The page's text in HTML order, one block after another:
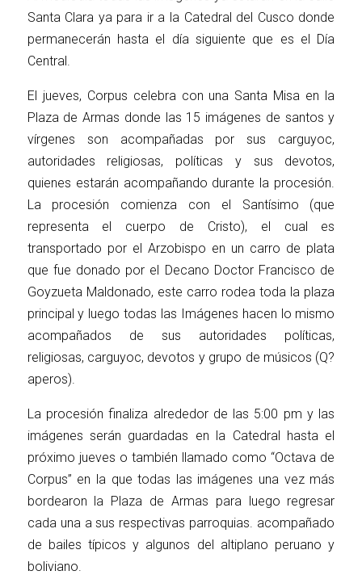
Santa Clara ya para ir a la Catedral del Cusco donde
permanecerán hasta el día siguiente que es el Día
Central.
El jueves, Corpus celebra con una Santa Misa en la
Plaza de Armas donde las 15 imágenes de santos y
vírgenes son acompañadas por sus carguyoc,
autoridades religiosas, políticas y sus devotos,
quienes estarán acompañando durante la procesión.
La procesión comienza con el Santísimo (que
representa el cuerpo de Cristo), el cual es
transportado por el Arzobispo en un carro de plata
que fue donado por el Decano Doctor Francisco de
Goyzueta Maldonado, este carro rodea toda la plaza
principal y luego todas las Imágenes hacen lo mismo
acompañados de sus autoridades políticas,
religiosas, carguyoc, devotos y grupo de músicos (Q?
aperos).
La procesión finaliza alrededor de las 5:00 pm y las
imágenes serán guardadas en la Catedral hasta el
próximo jueves o también llamado como “Octava de
Corpus” en la que todas las imágenes una vez más
bordearon la Plaza de Armas para luego regresar
cada una a sus respectivas parroquias. acompañado
de bailes típicos y algunos del altiplano peruano y
boliviano.